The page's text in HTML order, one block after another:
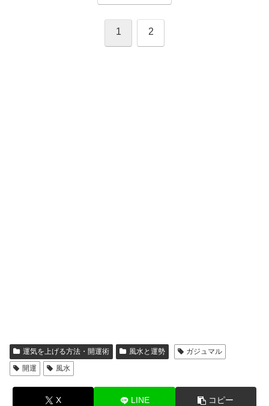
1 2
運気を上げる方法・開運術 風水と運勢
ガジュマル
開運
風水
X LINE コピー